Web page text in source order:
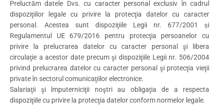
Prelucrăm datele Dvs. cu caracter personal exclusiv în cadrul
dispoziţiilor legale cu privire la protecţia datelor cu caracter
personal. Acestea sunt dispoziţiile Legii nr. 677/2001 și
Regulamentul UE 679/2016 pentru protecţia persoanelor cu
privire la prelucrarea datelor cu caracter personal şi libera
circulaţie a acestor date precum şi dispoziţiile Legii nr. 506/2004
privind prelucrarea datelor cu caracter personal şi protecţia vieţii
private în sectorul comunicaţiilor electronice.
Salariaţii şi împuterniciţii noştri au obligaţia de a respecta
dispoziţiile cu privire la protecţia datelor conform normelor legale.